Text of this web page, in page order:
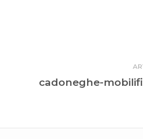
cadoneghe-